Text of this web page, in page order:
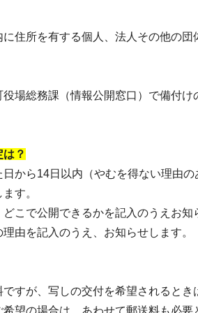
住所を有する個人、法人その他の
場総務課（情報公開窓口）で備付
？
から14日以内（やむを得ない理由
す。
こで公開できるかを記入のうえお知
由を記入のうえ、お知らせします。
すが、写しの交付を希望されるとき